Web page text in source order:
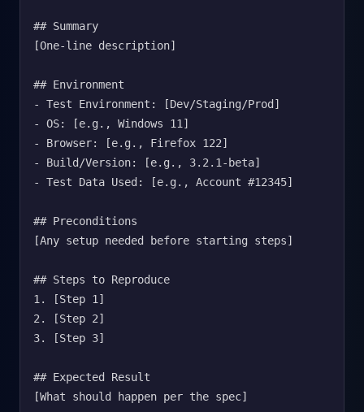
## Summary
[One-line description]
## Environment
- Test Environment: [Dev/Staging/Prod]
- OS: [e.g., Windows 11]
- Browser: [e.g., Firefox 122]
- Build/Version: [e.g., 3.2.1-beta]
- Test Data Used: [e.g., Account #12345]
## Preconditions
[Any setup needed before starting steps]
## Steps to Reproduce
1. [Step 1]
2. [Step 2]
3. [Step 3]
## Expected Result
[What should happen per the spec]